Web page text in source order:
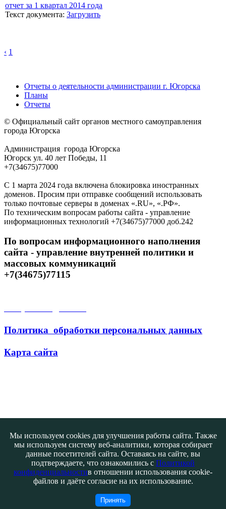
отчет за 1 квартал 2014 года
Текст документа: Загрузить
‹ 1
Отчеты о деятельности администрации г. Югорска
Планы
Отчеты
© Официальный сайт органов местного самоуправления
города Югорска
Администрация города Югорска
Югорск ул. 40 лет Победы, 11
+7(34675)77000
С 1 марта 2024 года включена блокировка иностранных
доменов. Просим при отправке сообщений использовать
только почтовые серверы в доменах «.RU», «.РФ».
По техническим вопросам работы сайта - управление
информационных технологий +7(34675)77000 доб.242
По вопросам информационного наполнения
сайта - управление внутренней политики и
массовых коммуникаций
+7(34675)77115
Политика обработки персональных данных
Карта сайта
Контакты
Мы используем cookies для улучшения работы сайта. Также
мы используем систему веб-аналитики, которая собирает
данные посетителей сайта. Оставаясь на сайте, вы
подтверждаете, что ознакомились с Политикой
конфиденциальностив отношении использования cookie-
файлов и даёте согласие на их использование.
Принять